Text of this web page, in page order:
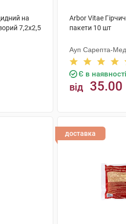
на
7,2х2,5
Arbor Vitae
пакети 10 шт
Ауп Сарепта-
Є в наявності
від 35.00
доставка